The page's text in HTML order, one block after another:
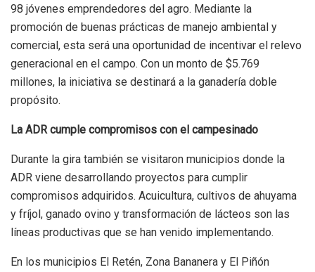
98 jóvenes emprendedores del agro. Mediante la
promoción de buenas prácticas de manejo ambiental y
comercial, esta será una oportunidad de incentivar el relevo
generacional en el campo. Con un monto de $5.769
millones, la iniciativa se destinará a la ganadería doble
propósito.
La ADR cumple compromisos con el campesinado
Durante la gira también se visitaron municipios donde la
ADR viene desarrollando proyectos para cumplir
compromisos adquiridos. Acuicultura, cultivos de ahuyama
y fríjol, ganado ovino y transformación de lácteos son las
líneas productivas que se han venido implementando.
En los municipios El Retén, Zona Bananera y El Piñón